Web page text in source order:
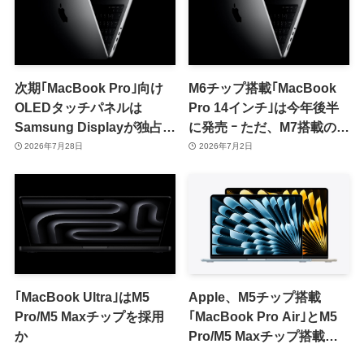
次期｢MacBook Pro｣向け
OLEDタッチパネルは
Samsung Displayが独占供
給へ ｰ 来月より量産開始か
2026年7月28日
M6チップ搭載｢MacBook
Pro 14インチ｣は今年後半
に発売 ｰ ただ、M7搭載の刷
新モデルが2027年前半に続
2026年7月2日
｢MacBook Ultra｣はM5
Pro/M5 Maxチップを採用
か
Apple、M5チップ搭載
｢MacBook Pro Air｣とM5
Pro/M5 Maxチップ搭載